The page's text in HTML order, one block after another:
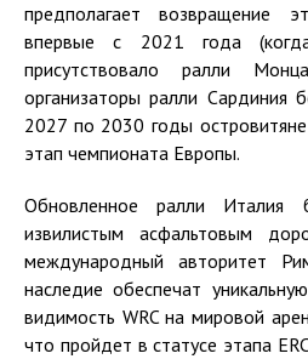
предполагает возвращение
впервые с 2021 года
присутствовало ралли
организаторы ралли Сардиния
2027 по 2030 годы
этап чемпионата Европы.
Обновленное ралли Италия
извилистым асфальтовым
международный авторитет
наследие обеспечат
видимость WRC на мировой
что пройдет в статусе этапа